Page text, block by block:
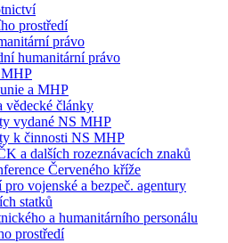
prostředí
právo
humanitární právo
MHP
a MHP
vědecké články
vydané NS MHP
k činnosti NS MHP
a dalších rozeznávacích znaků
Červeného kříže
vojenské a bezpeč. agentury
statků
a humanitárního personálu
prostředí